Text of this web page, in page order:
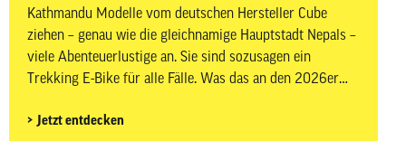
Kathmandu Modelle vom deutschen Hersteller Cube
ziehen – genau wie die gleichnamige Hauptstadt Nepals –
viele Abenteuerlustige an. Sie sind sozusagen ein
Trekking E-Bike für alle Fälle. Was das an den 2026er
diesem Beitrag.
Jetzt entdecken